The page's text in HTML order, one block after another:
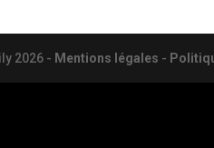
2026- Mentions légales -